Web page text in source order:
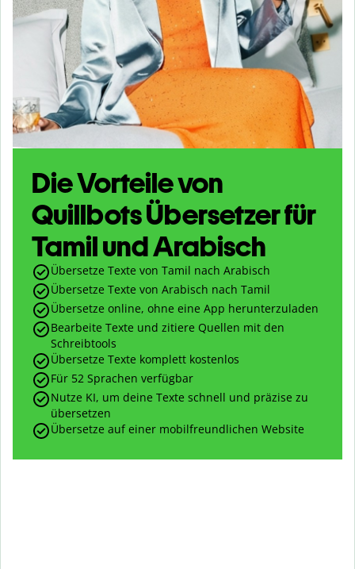
Die Vorteile von
Quillbots Übersetzer für
Tamil und Arabisch
Übersetze Texte von Tamil nach Arabisch
Übersetze Texte von Arabisch nach Tamil
Übersetze online, ohne eine App herunterzuladen
Bearbeite Texte und zitiere Quellen mit den
Schreibtools
Übersetze Texte komplett kostenlos
Für 52 Sprachen verfügbar
Nutze KI, um deine Texte schnell und präzise zu
übersetzen
Übersetze auf einer mobilfreundlichen Website